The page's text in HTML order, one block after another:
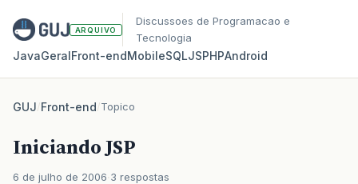
ARQUIVO
Discussoes de Programacao e
Tecnologia
JavaGeralFront‑endMobileSQLJSPHPAndroid
GUJ/Front-end/Topico
Iniciando JSP
6 de julho de 2006 3 respostas